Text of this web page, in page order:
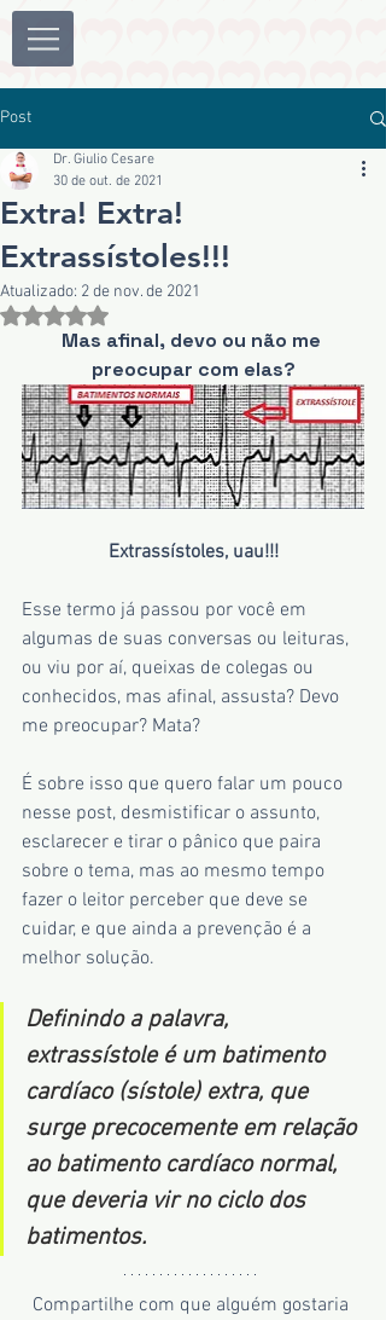
Post
Extra! Extra!
Extrassístoles!!!
Dr. Giulio Cesare
30 de out. de 2021
Atualizado: 2 de nov. de 2021
Avaliado com NaN de 5 estrelas.
Mas afinal, devo ou não me
preocupar com elas?
Extrassístoles, uau!!!
Esse termo já passou por você em
algumas de suas conversas ou leituras,
ou viu por aí, queixas de colegas ou
conhecidos, mas afinal, assusta? Devo
me preocupar? Mata?
É sobre isso que quero falar um pouco
nesse post, desmistificar o assunto,
esclarecer e tirar o pânico que paira
sobre o tema, mas ao mesmo tempo
fazer o leitor perceber que deve se
cuidar, e que ainda a prevenção é a
melhor solução.
Definindo a palavra,
extrassístole é um batimento
cardíaco (sístole) extra, que
surge precocemente em relação
ao batimento cardíaco normal,
que deveria vir no ciclo dos
batimentos.
Compartilhe com que alguém gostaria